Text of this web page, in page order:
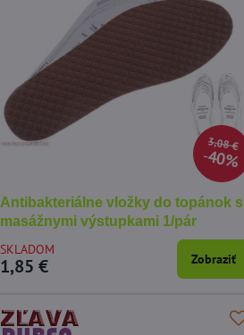
3,08 €
40%
Antibakteriálne vložky do topánok s
masážnymi výstupkami 1/pár
SKLADOM
1,85 € Zobraziť